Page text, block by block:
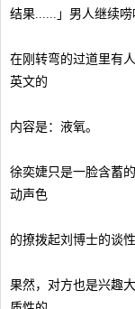
结果......」男人继续唠
在刚转弯的过道里有
英文的
内容是：液氧。
徐奕婕只是一脸含蓄
动声色
的撩拨起刘博士的谈性
果然，对方也是兴趣